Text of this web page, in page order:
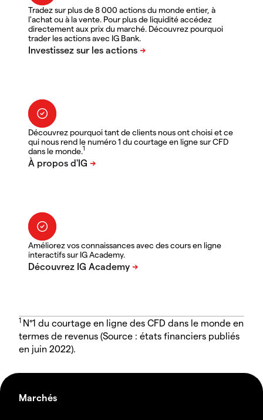
Tradez sur plus de 8 000 actions du monde entier, à
l'achat ou à la vente. Pour plus de liquidité accédez
directement aux prix du marché. Découvrez pourquoi
trader les actions avec IG Bank.
Découvrez pourquoi tant de clients nous ont choisi et ce
qui nous rend le numéro 1 du courtage en ligne sur CFD
dans le monde.1
Améliorez vos connaissances avec des cours en ligne
interactifs sur IG Academy.
1 N°1 du courtage en ligne des CFD dans le monde en
termes de revenus (Source : états financiers publiés
en juin 2022).
Marchés